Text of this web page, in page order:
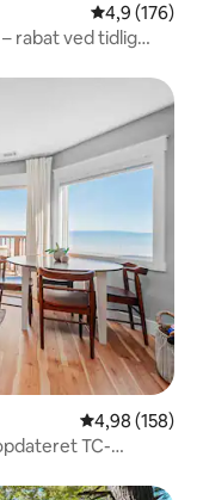
4,9 ud af 5 i
4,9 (176)
rabat ved tidlig
4,98 ud af 5 i
4,98 (158)
TC-